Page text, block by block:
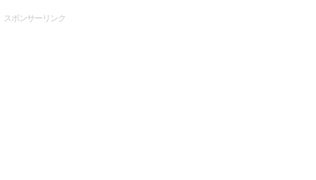
スポンサーリンク